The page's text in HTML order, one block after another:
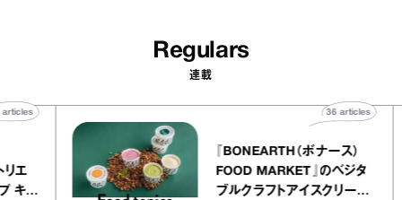
Regulars
連載
アトリエ
レープ キャ
40articles
『BONEARTH（ボナース）
FOOD MARKET』のベジタ
ブルクラフトアイスクリーム
36articles